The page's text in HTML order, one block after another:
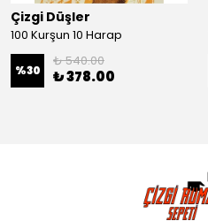
Çizgi Düşler
100 Kurşun 10 Harap
%30
₺ 540.00
₺ 378.00